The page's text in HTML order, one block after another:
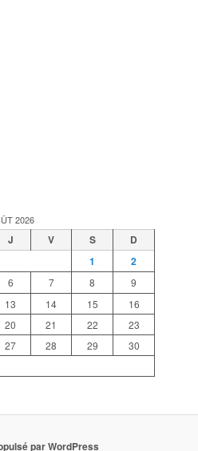
2026
J V S
D
1
2
6 7 8
9
13 14 15
16
20 21 22
23
27 28 29
30
par WordPress